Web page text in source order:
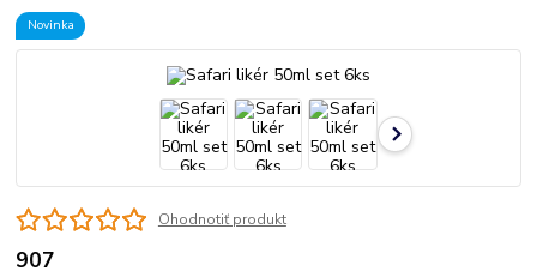
Novinka
Ohodnotiť produkt
907